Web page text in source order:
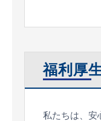
福利厚
私たちは、安